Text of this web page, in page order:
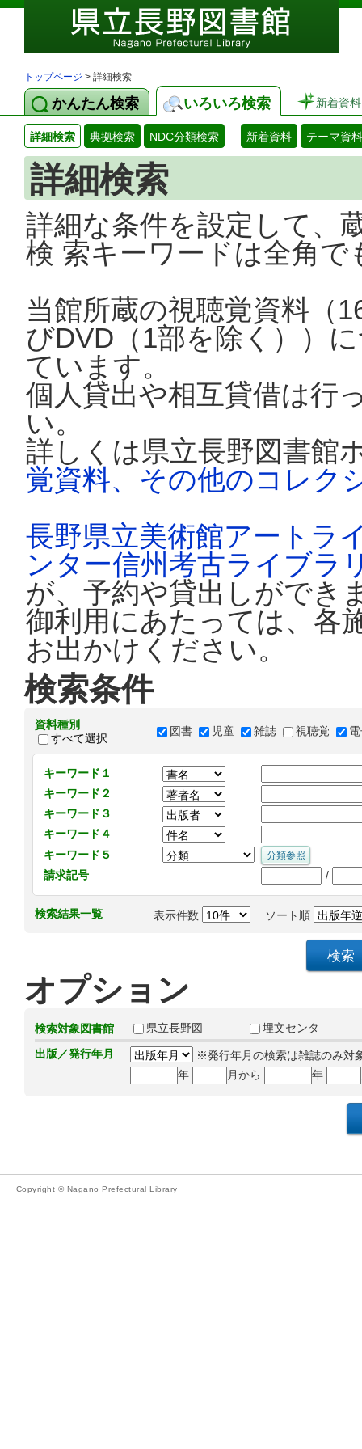
トップページ > 詳細検索
かんたん検索 いろいろ検索 新着資料
詳細検索 典拠検索 NDC分類検索 新着資料 テーマ資料
詳細検索
詳細な条件を設定して、
検 索キーワードは全角
当館所蔵の視聴覚資料（
びDVD（1部を除く））
ています。
個人貸出や相互貸借は行
い。
詳しくは県立長野図書館
覚資料、その他のコレク
長野県立美術館アートラ
ンター信州考古ライブラ
が、予約や貸出しができ
御利用にあたっては、各
お出かけください。
検索条件
資料種別
すべて選択
図書 児童 雑誌 視聴覚
キーワード１
キーワード２
キーワード３
キーワード４
キーワード５
請求記号
/
検索結果一覧 表示件数 ソート順
オプション
検索対象図書館 県立長野図
埋文センタ
出版／発行年月
※発行年月の検索は雑誌のみ対
年
月から 年
Copyright © Nagano Prefectural Library